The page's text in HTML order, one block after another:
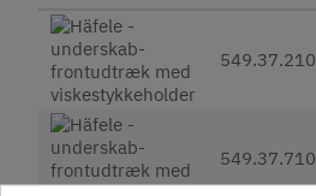
549.37.210
549.37.710